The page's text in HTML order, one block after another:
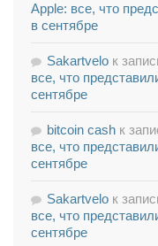
Apple: все, что
в сентябре
Sakartvelo к
все, что
сентябре
bitcoin cash к
все, что
сентябре
Sakartvelo к
все, что
сентябре